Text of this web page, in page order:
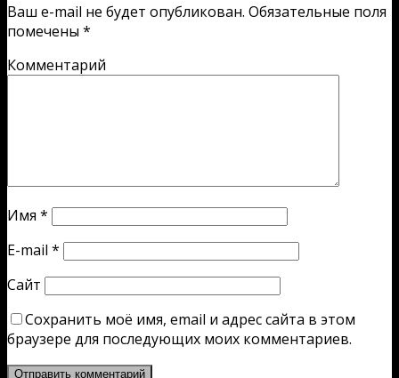
Ваш e-mail не будет опубликован. Обязательные поля
помечены *
Комментарий
Имя *
E-mail *
Сайт
Сохранить моё имя, email и адрес сайта в этом
браузере для последующих моих комментариев.